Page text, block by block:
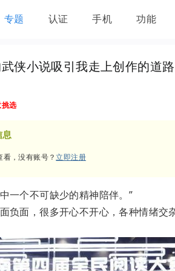
专题 认证 手机 功能
侠小说吸引我走上创作的道路
选
息
看，没有账号？立即注册
一个不可缺少的精神陪伴。”
负面，很多开心不开心，各种情绪交